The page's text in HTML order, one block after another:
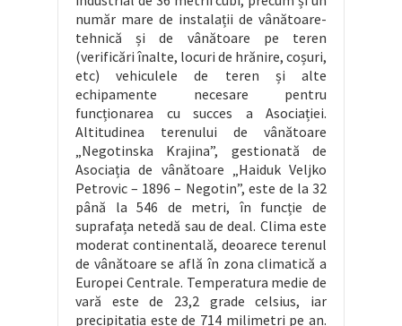
număr mare de instalații de vânătoare-
tehnică și de vânătoare pe teren
(verificări înalte, locuri de hrănire, coșuri,
etc) vehiculele de teren și alte
echipamente necesare pentru
funcționarea cu succes a Asociației.
Altitudinea terenului de vânătoare
„Negotinska Krajina”, gestionată de
Asociația de vânătoare „Haiduk Veljko
Petrovic – 1896 – Negotin”, este de la 32
până la 546 de metri, în funcție de
suprafața netedă sau de deal. Clima este
moderat continentală, deoarece terenul
de vânătoare se află în zona climatică a
Europei Centrale. Temperatura medie de
vară este de 23,2 grade celsius, iar
precipitația este de 714 milimetri pe an.